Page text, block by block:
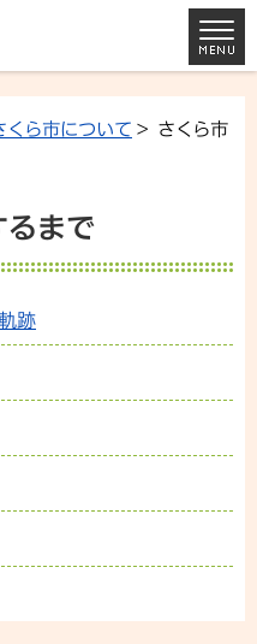
くら市について > さくら市
るまで
跡